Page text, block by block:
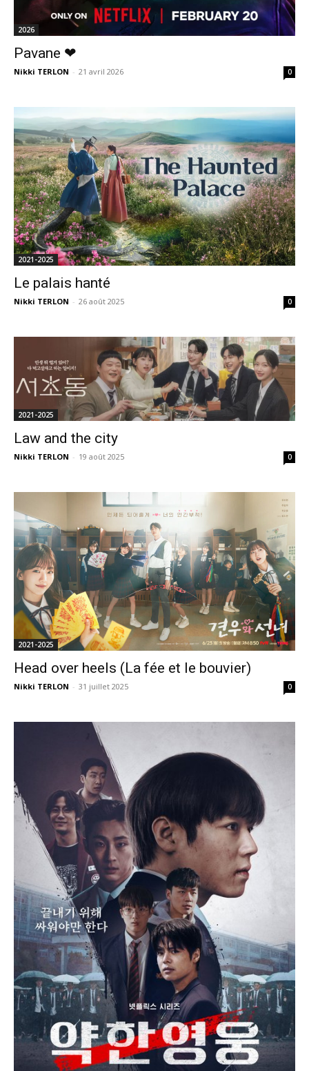
2026
Pavane ❤
Nikki TERLON - 21 avril 2026 0
2021-2025
Le palais hanté
Nikki TERLON - 26 août 2025 0
2021-2025
Law and the city
Nikki TERLON - 19 août 2025 0
2021-2025
Head over heels (La fée et le bouvier)
Nikki TERLON - 31 juillet 2025 0